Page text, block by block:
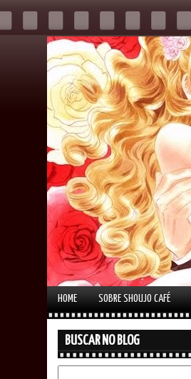
HOME SOBRE SHOUJO CAFÉ
BUSCAR NO BLOG